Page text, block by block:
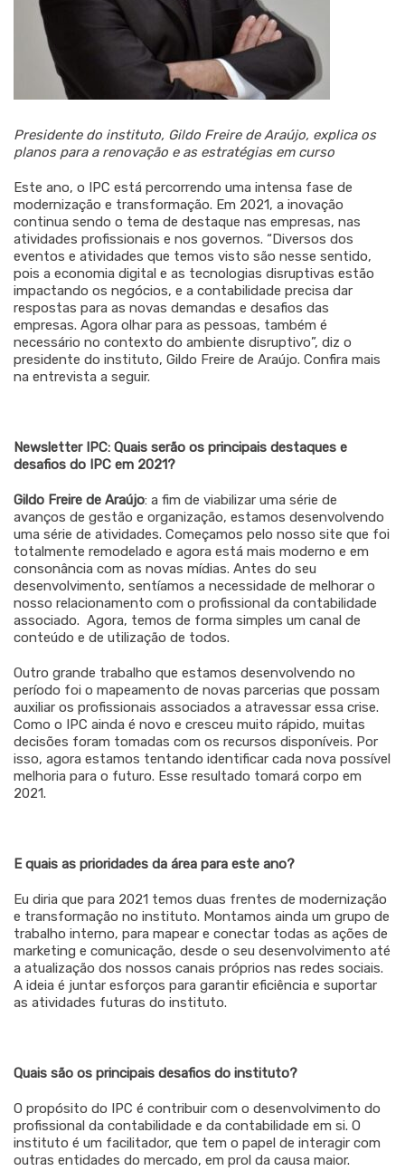
Presidente do instituto, Gildo Freire de Araújo, explica os
planos para a renovação e as estratégias em curso
Este ano, o IPC está percorrendo uma intensa fase de
modernização e transformação. Em 2021, a inovação
continua sendo o tema de destaque nas empresas, nas
atividades profissionais e nos governos. “Diversos dos
eventos e atividades que temos visto são nesse sentido,
pois a economia digital e as tecnologias disruptivas estão
impactando os negócios, e a contabilidade precisa dar
respostas para as novas demandas e desafios das
empresas. Agora olhar para as pessoas, também é
necessário no contexto do ambiente disruptivo”, diz o
presidente do instituto, Gildo Freire de Araújo. Confira mais
na entrevista a seguir.
Newsletter IPC: Quais serão os principais destaques e
desafios do IPC em 2021?
Gildo Freire de Araújo: a fim de viabilizar uma série de
avanços de gestão e organização, estamos desenvolvendo
uma série de atividades. Começamos pelo nosso site que foi
totalmente remodelado e agora está mais moderno e em
consonância com as novas mídias. Antes do seu
desenvolvimento, sentíamos a necessidade de melhorar o
nosso relacionamento com o profissional da contabilidade
associado. Agora, temos de forma simples um canal de
conteúdo e de utilização de todos.
Outro grande trabalho que estamos desenvolvendo no
período foi o mapeamento de novas parcerias que possam
auxiliar os profissionais associados a atravessar essa crise.
Como o IPC ainda é novo e cresceu muito rápido, muitas
decisões foram tomadas com os recursos disponíveis. Por
isso, agora estamos tentando identificar cada nova possível
melhoria para o futuro. Esse resultado tomará corpo em
2021.
E quais as prioridades da área para este ano?
Eu diria que para 2021 temos duas frentes de modernização
e transformação no instituto. Montamos ainda um grupo de
trabalho interno, para mapear e conectar todas as ações de
marketing e comunicação, desde o seu desenvolvimento até
a atualização dos nossos canais próprios nas redes sociais.
A ideia é juntar esforços para garantir eficiência e suportar
as atividades futuras do instituto.
Quais são os principais desafios do instituto?
O propósito do IPC é contribuir com o desenvolvimento do
profissional da contabilidade e da contabilidade em si. O
instituto é um facilitador, que tem o papel de interagir com
outras entidades do mercado, em prol da causa maior.